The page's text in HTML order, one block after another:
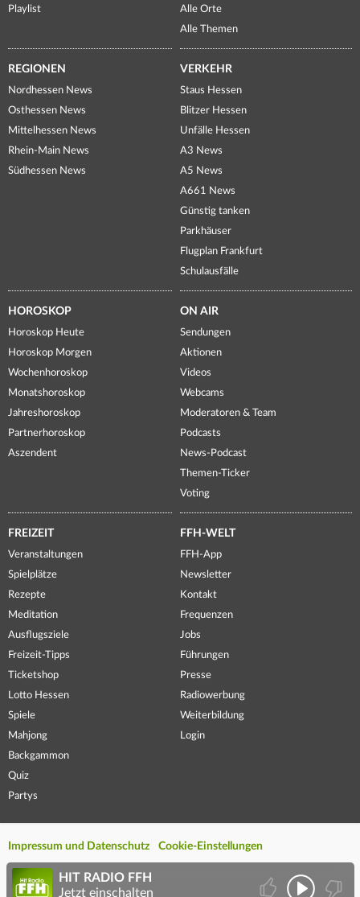
Playlist
Alle Orte
Alle Themen
REGIONEN
Nordhessen News
Osthessen News
Mittelhessen News
Rhein-Main News
Südhessen News
VERKEHR
Staus Hessen
Blitzer Hessen
Unfälle Hessen
A3 News
A5 News
A661 News
Günstig tanken
Parkhäuser
Flugplan Frankfurt
Schulausfälle
HOROSKOP
Horoskop Heute
Horoskop Morgen
Wochenhoroskop
Monatshoroskop
Jahreshoroskop
Partnerhoroskop
Aszendent
ON AIR
Sendungen
Aktionen
Videos
Webcams
Moderatoren & Team
Podcasts
News-Podcast
Themen-Ticker
Voting
FREIZEIT
Veranstaltungen
Spielplätze
Rezepte
Meditation
Ausflugsziele
Freizeit-Tipps
Ticketshop
Lotto Hessen
Spiele
Mahjong
Backgammon
Quiz
Partys
FFH-WELT
FFH-App
Newsletter
Kontakt
Frequenzen
Jobs
Führungen
Presse
Radiowerbung
Weiterbildung
Login
Impressum und Datenschutz Cookie-Einstellungen
HIT RADIO FFH
Jetzt einschalten